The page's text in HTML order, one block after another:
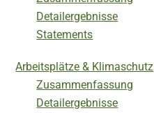
Detailergebnisse
Statements
Arbeitsplätze & Klimaschutz
Zusammenfassung
Detailergebnisse